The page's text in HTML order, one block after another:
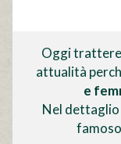
Oggi
attualità
e
Nel dettaglio